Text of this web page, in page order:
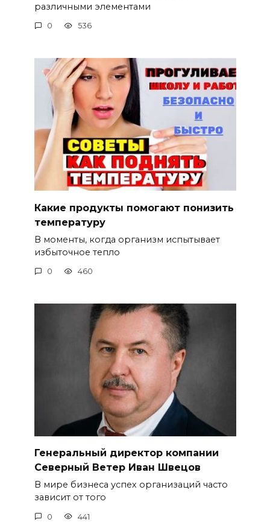
различными элементами
0 536
Какие продукты помогают понизить
температуру
В моменты, когда организм испытывает
избыточное тепло
0 460
Генеральный директор компании
Северный Ветер Иван Швецов
В мире бизнеса успех организаций часто
зависит от того
0 441